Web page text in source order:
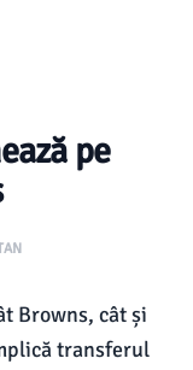
pe
Browns, cât și
transferul